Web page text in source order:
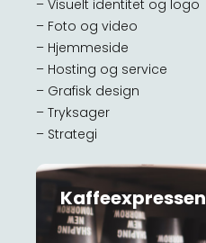
– Visuelt identitet og logo
– Foto og video
– Hjemmeside
– Hosting og service
– Grafisk design
– Tryksager
– Strategi
Kaffeexpressen